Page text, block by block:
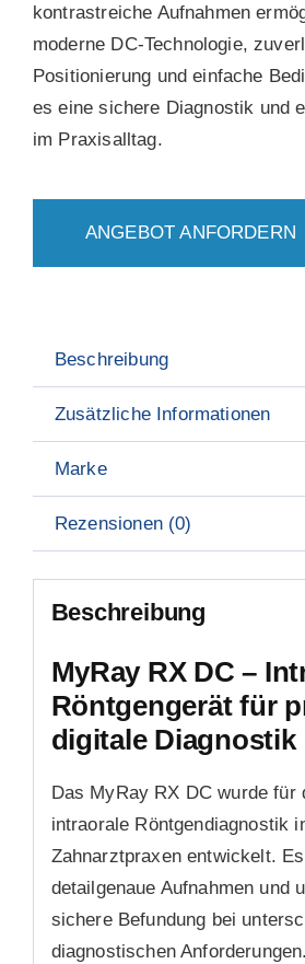
kontrastreiche Aufnahmen
moderne DC-Technologie,
Positionierung und einfache
es eine sichere Diagnostik und
im Praxisalltag.
ANGEBOT ANFORDERN
Beschreibung
Zusätzliche Informationen
Marke
Rezensionen (0)
Beschreibung
MyRay RX DC –
Röntgengerät für
digitale Diagnostik
Das MyRay RX DC wurde für
intraorale Röntgendiagnostik
Zahnarztpraxen entwickelt.
detailgenaue Aufnahmen und
sichere Befundung bei
diagnostischen Anforderungen.